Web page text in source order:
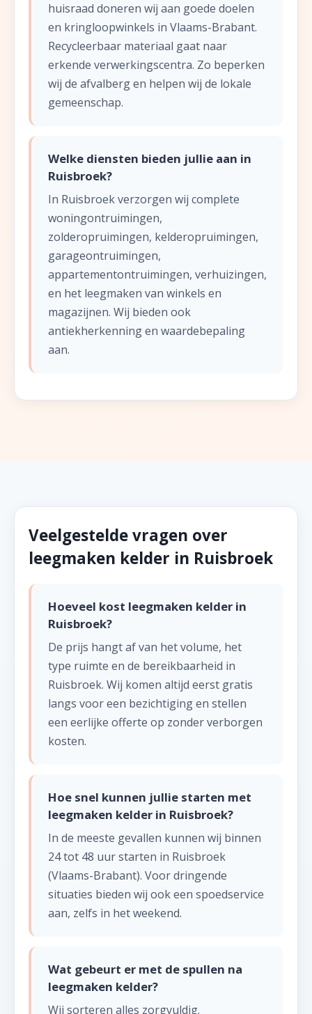
huisraad doneren wij aan goede doelen
en kringloopwinkels in Vlaams-Brabant.
Recycleerbaar materiaal gaat naar
erkende verwerkingscentra. Zo beperken
wij de afvalberg en helpen wij de lokale
gemeenschap.
Welke diensten bieden jullie aan in
Ruisbroek?
In Ruisbroek verzorgen wij complete
woningontruimingen,
zolderopruimingen, kelderopruimingen,
garageontruimingen,
appartementontruimingen, verhuizingen,
en het leegmaken van winkels en
magazijnen. Wij bieden ook
antiekherkenning en waardebepaling
aan.
Veelgestelde vragen over
leegmaken kelder in Ruisbroek
Hoeveel kost leegmaken kelder in
Ruisbroek?
De prijs hangt af van het volume, het
type ruimte en de bereikbaarheid in
Ruisbroek. Wij komen altijd eerst gratis
langs voor een bezichtiging en stellen
een eerlijke offerte op zonder verborgen
kosten.
Hoe snel kunnen jullie starten met
leegmaken kelder in Ruisbroek?
In de meeste gevallen kunnen wij binnen
24 tot 48 uur starten in Ruisbroek
(Vlaams-Brabant). Voor dringende
situaties bieden wij ook een spoedservice
aan, zelfs in het weekend.
Wat gebeurt er met de spullen na
leegmaken kelder?
Wij sorteren alles zorgvuldig.